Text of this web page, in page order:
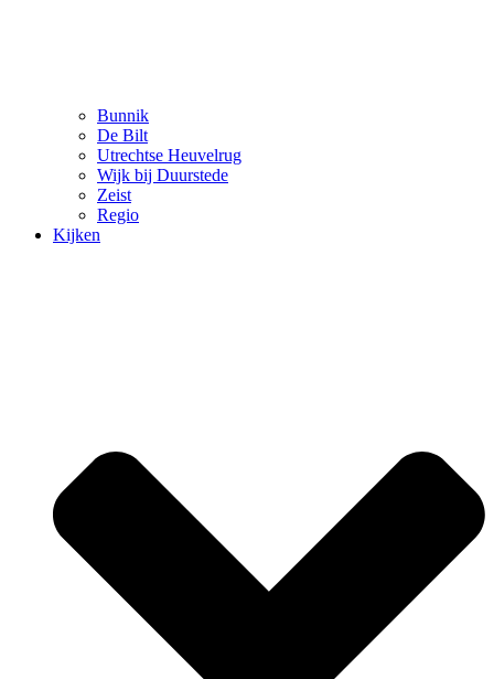
Bunnik
De Bilt
Utrechtse Heuvelrug
Wijk bij Duurstede
Zeist
Regio
Kijken